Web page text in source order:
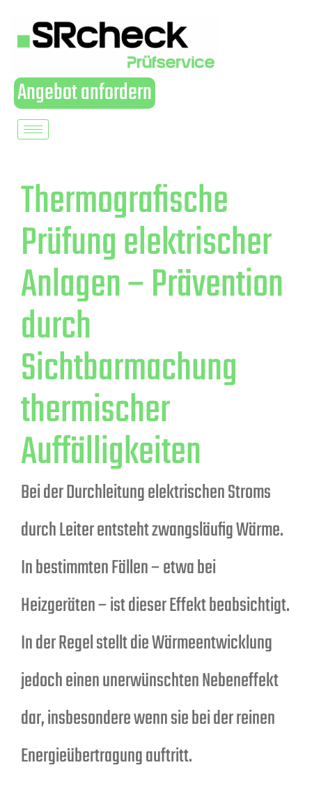
Angebot anfordern
Thermografische
Prüfung elektrischer
Anlagen – Prävention
durch
Sichtbarmachung
thermischer
Auffälligkeiten
Bei der Durchleitung elektrischen Stroms
durch Leiter entsteht zwangsläufig Wärme.
In bestimmten Fällen – etwa bei
Heizgeräten – ist dieser Effekt beabsichtigt.
In der Regel stellt die Wärmeentwicklung
jedoch einen unerwünschten Nebeneffekt
dar, insbesondere wenn sie bei der reinen
Energieübertragung auftritt.